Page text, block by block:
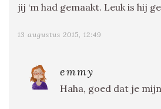
jij ‘m had gemaakt. Leuk is hij
13 augustus 2015, 12:49
emmy
Haha, goed dat je